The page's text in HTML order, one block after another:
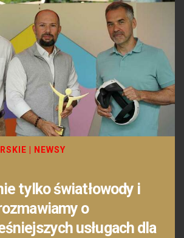
NEWSY
tylko światłowody i
o
usługach dla